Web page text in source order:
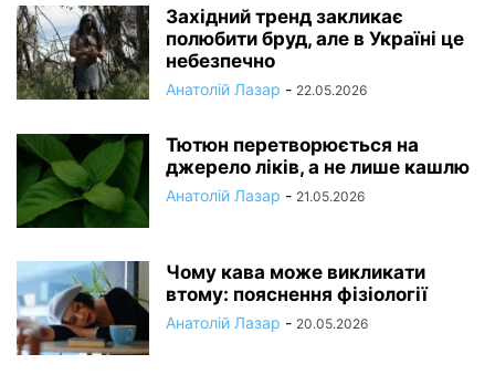
Західний тренд закликає
полюбити бруд, але в Україні це
небезпечно
Анатолій Лазар - 22.05.2026
Тютюн перетворюється на
джерело ліків, а не лише кашлю
Анатолій Лазар - 21.05.2026
Чому кава може викликати
втому: пояснення фізіології
Анатолій Лазар - 20.05.2026